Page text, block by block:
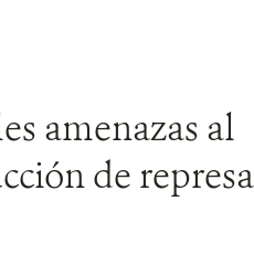
amenazas al
de